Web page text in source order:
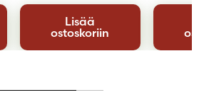
Lisää
ostoskoriin